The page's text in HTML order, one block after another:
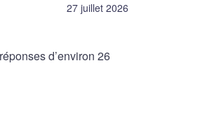
27 juillet 2026
d’environ 26